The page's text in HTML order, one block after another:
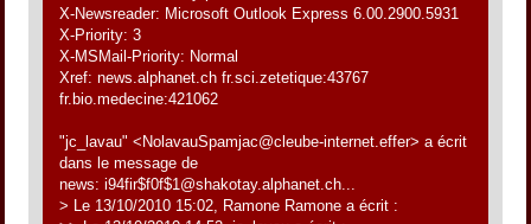
X-Newsreader: Microsoft Outlook Express 6.00.2900.5931
X-Priority: 3
X-MSMail-Priority: Normal
Xref: news.alphanet.ch fr.sci.zetetique:43767
fr.bio.medecine:421062
"jc_lavau" <NolavauSpamjac@cleube-internet.effer> a écrit
dans le message de
news: i94fir$f0f$1@shakotay.alphanet.ch...
> Le 13/10/2010 15:02, Ramone Ramone a écrit :